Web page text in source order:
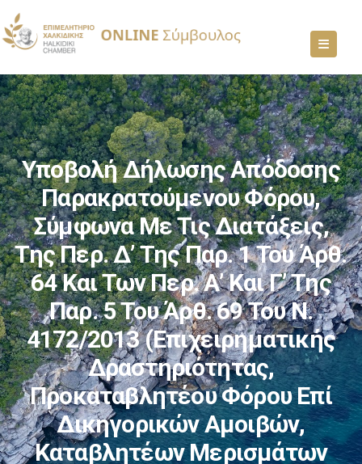
Υποβολή Δήλωσης Απόδοσης
Παρακρατούμενου Φόρου,
Σύμφωνα Με Τις Διατάξεις,
Της Περ. Δ’ Της Παρ. 1 Του Άρθ.
64 Και Των Περ. Α’ Και Γ’ Της
Παρ. 5 Του Άρθ. 69 Του Ν.
4172/2013 (επιχειρηματικής
Δραστηριότητας,
Προκαταβλητέου Φόρου Επί
Δικηγορικών Αμοιβών,
Καταβλητέων Μερισμάτων